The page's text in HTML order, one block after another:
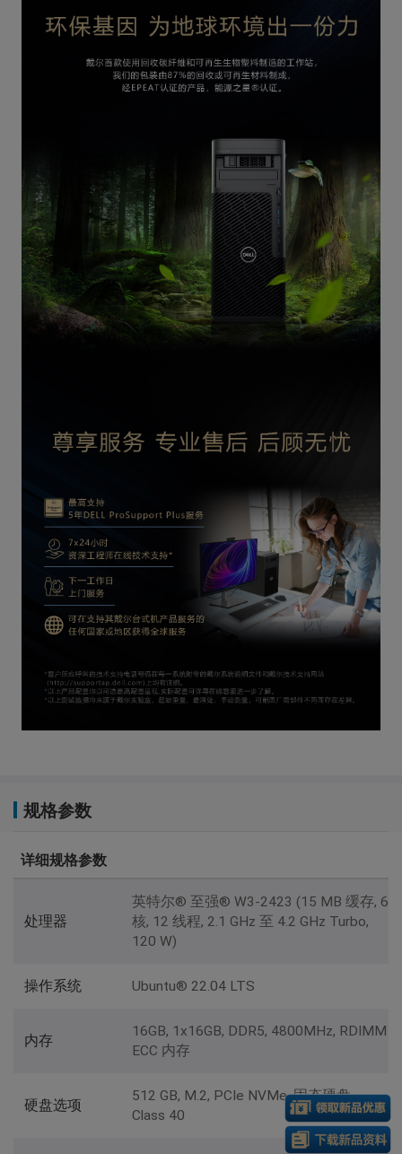
规格参数
详细规格参数
处理器
英特尔® 至强® W3-2423 (15 MB 缓存, 6
核, 12 线程, 2.1 GHz 至 4.2 GHz Turbo,
120 W)
操作系统 Ubuntu® 22.04 LTS
内存
16GB, 1x16GB, DDR5, 4800MHz, RDIMM
ECC 内存
硬盘选项
512 GB, M.2, PCIe NVMe, 固态硬盘,
Class 40